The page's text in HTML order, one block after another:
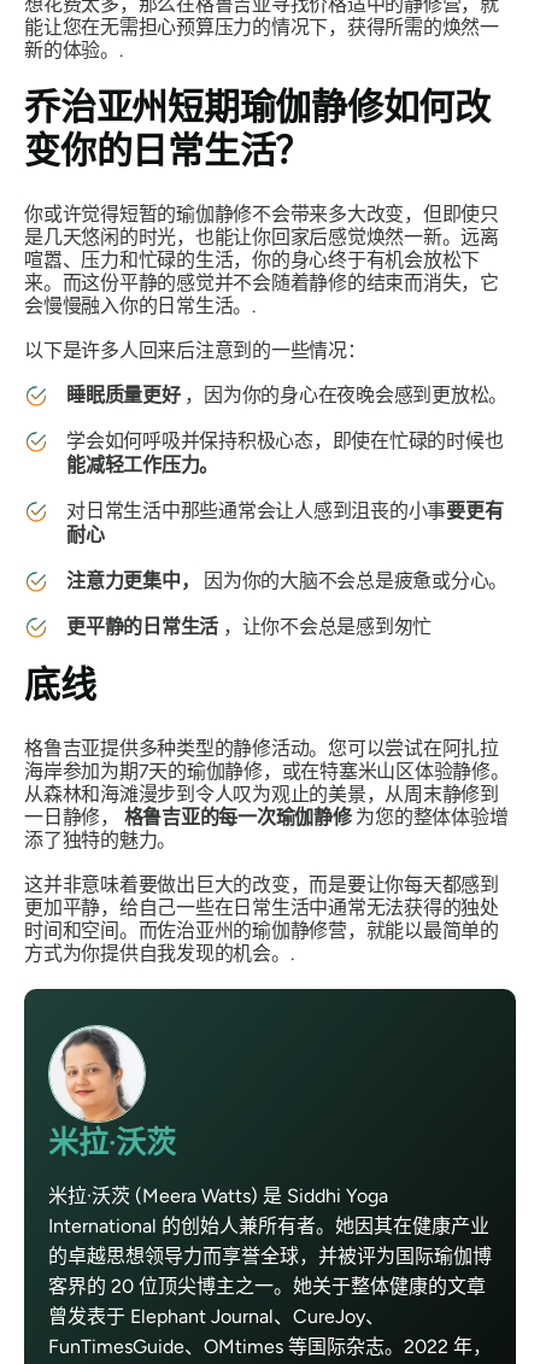
能让您在无需担心预算压力的情况下，获得所需的焕然一
新的体验。.
乔治亚州短期瑜伽静修如何改
变你的日常生活？
你或许觉得短暂的瑜伽静修不会带来多大改变，但即使只
是几天悠闲的时光，也能让你回家后感觉焕然一新。远离
喧嚣、压力和忙碌的生活，你的身心终于有机会放松下
来。而这份平静的感觉并不会随着静修的结束而消失，它
会慢慢融入你的日常生活。.
以下是许多人回来后注意到的一些情况：
睡眠质量更好，因为你的身心在夜晚会感到更放松。
学会如何呼吸并保持积极心态，即使在忙碌的时候也
能减轻工作压力。
对日常生活中那些通常会让人感到沮丧的小事要更有
耐心
注意力更集中，
因为你的大脑不会总是疲惫或分心。
更平静的日常生活 ，让你不会总是感到匆忙
底线
格鲁吉亚提供多种类型的静修活动。您可以尝试在阿扎拉
海岸参加为期7天的瑜伽静修，或在特塞米山区体验静修。
从森林和海滩漫步到令人叹为观止的美景，从周末静修到
一日静修， 格鲁吉亚的每一次瑜伽静修为您的整体体验增
添了独特的魅力。
这并非意味着要做出巨大的改变，而是要让你每天都感到
更加平静，给自己一些在日常生活中通常无法获得的独处
时间和空间。而佐治亚州的瑜伽静修营，就能以最简单的
方式为你提供自我发现的机会。.
米拉·沃茨
米拉·沃茨 (Meera Watts) 是 Siddhi Yoga
International 的创始人兼所有者。她因其在健康产业
的卓越思想领导力而享誉全球，并被评为国际瑜伽博
客界的 20 位顶尖博主之一。她关于整体健康的文章
曾发表于 Elephant Journal、CureJoy、
FunTimesGuide、OMtimes 等国际杂志。2022 年，